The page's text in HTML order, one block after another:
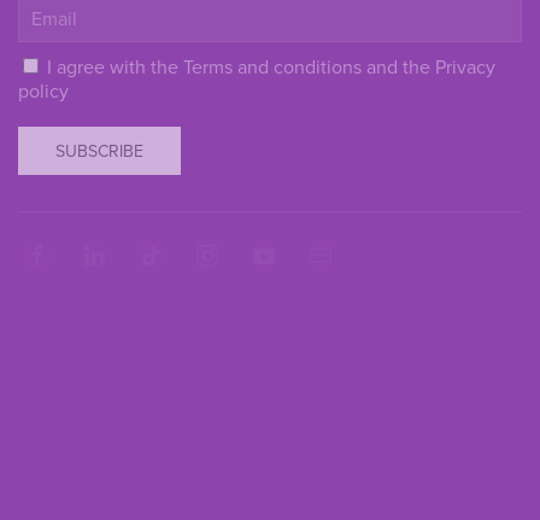
I agree with the Terms and conditions and the Privacy
policy
SUBSCRIBE